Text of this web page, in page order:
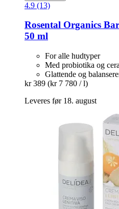
4.9 (13)
Rosental Organics
50 ml
For alle hudtyper
Med probiotika og
Glattende og
kr 389 (kr 7 780 / l)
Leveres før 18. august